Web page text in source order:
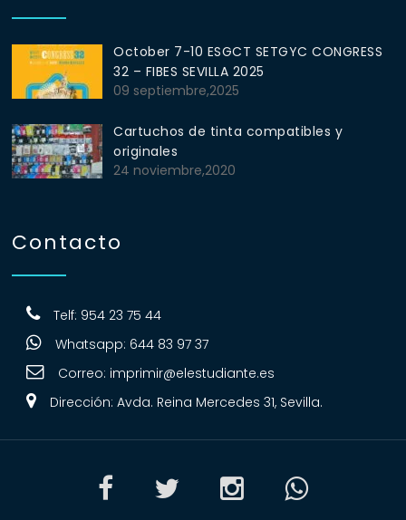
October 7-10 ESGCT SETGYC CONGRESS
32 – FIBES SEVILLA 2025
09 septiembre,2025
Cartuchos de tinta compatibles y
originales
24 noviembre,2020
Contacto
Telf: 954 23 75 44
Whatsapp: 644 83 97 37
Correo: imprimir@elestudiante.es
Dirección: Avda. Reina Mercedes 31, Sevilla.